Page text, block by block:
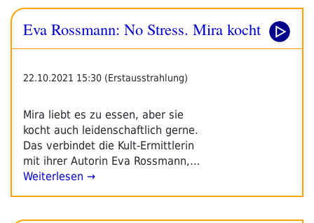
Eva Rossmann: No Stress. Mira kocht
22.10.2021 15:30 (Erstausstrahlung)
Mira liebt es zu essen, aber sie
kocht auch leidenschaftlich gerne.
Das verbindet die Kult-Ermittlerin
mit ihrer Autorin Eva Rossmann,…
Weiterlesen →